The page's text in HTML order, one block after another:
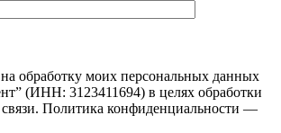
на обработку моих персональных данных
(ИНН: 3123411694) в целях обработки
связи. Политика конфиденциальности —